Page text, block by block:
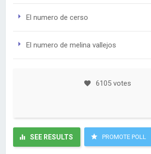
El numero de cerso
El numero de melina vallejos
6105 votes
SEE RESULTS PROMOTE POLL